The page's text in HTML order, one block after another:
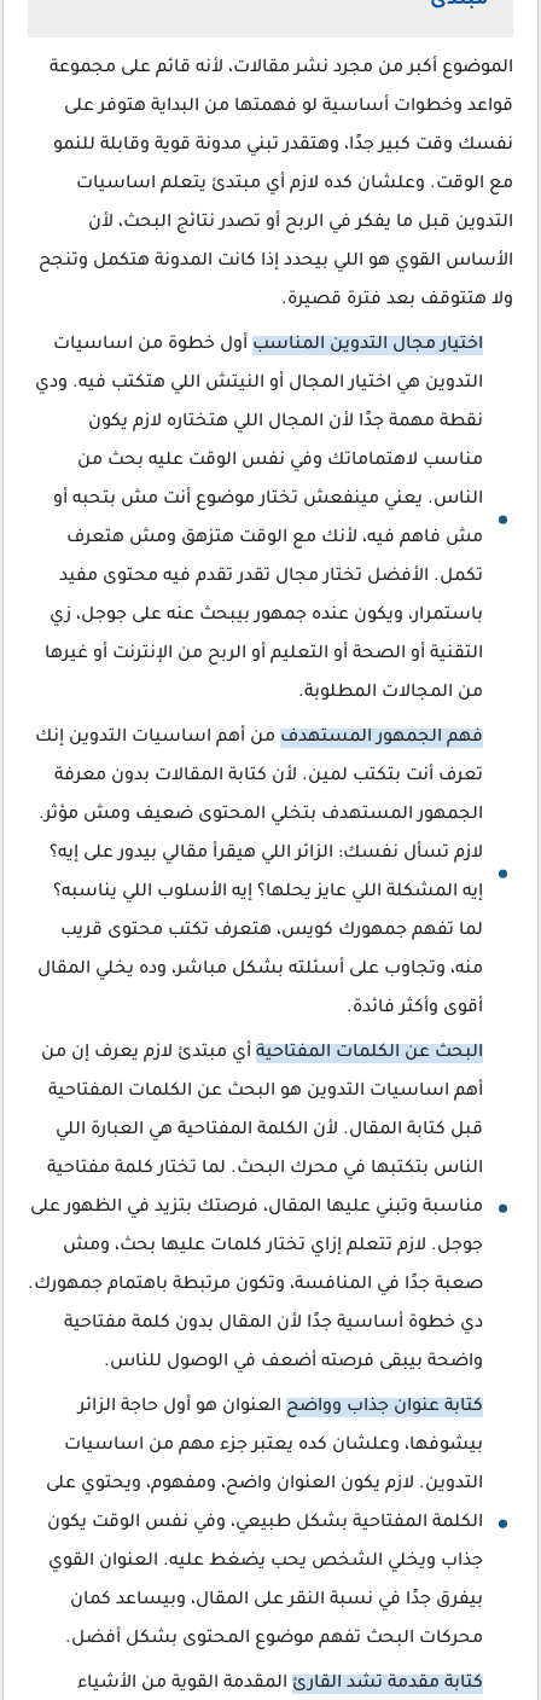
الموضوع أكبر من مجرد نشر مقالات، لأنه قائم على مجموعة
قواعد وخطوات أساسية لو فهمتها من البداية هتوفر على
نفسك وقت كبير جدًا، وهتقدر تبني مدونة قوية وقابلة للنمو
مع الوقت. وعلشان كده لازم أي مبتدئ يتعلم اساسيات
التدوين قبل ما يفكر في الربح أو تصدر نتائج البحث، لأن
الأساس القوي هو اللي بيحدد إذا كانت المدونة هتكمل وتنجح
ولا هتتوقف بعد فترة قصيرة.
اختيار مجال التدوين المناسب أول خطوة من اساسيات
التدوين هي اختيار المجال أو النيتش اللي هتكتب فيه. ودي
نقطة مهمة جدًا لأن المجال اللي هتختاره لازم يكون
مناسب لاهتماماتك وفي نفس الوقت عليه بحث من
الناس. يعني مينفعش تختار موضوع أنت مش بتحبه أو
مش فاهم فيه، لأنك مع الوقت هتزهق ومش هتعرف
تكمل. الأفضل تختار مجال تقدر تقدم فيه محتوى مفيد
باستمرار، ويكون عنده جمهور بيبحث عنه على جوجل، زي
التقنية أو الصحة أو التعليم أو الربح من الإنترنت أو غيرها
من المجالات المطلوبة.
فهم الجمهور المستهدف من أهم اساسيات التدوين إنك
تعرف أنت بتكتب لمين. لأن كتابة المقالات بدون معرفة
الجمهور المستهدف بتخلي المحتوى ضعيف ومش مؤثر.
لازم تسأل نفسك: الزائر اللي هيقرأ مقالي بيدور على إيه؟
إيه المشكلة اللي عايز يحلها؟ إيه الأسلوب اللي يناسبه؟
لما تفهم جمهورك كويس، هتعرف تكتب محتوى قريب
منه، وتجاوب على أسئلته بشكل مباشر، وده يخلي المقال
أقوى وأكثر فائدة.
البحث عن الكلمات المفتاحية أي مبتدئ لازم يعرف إن من
أهم اساسيات التدوين هو البحث عن الكلمات المفتاحية
قبل كتابة المقال. لأن الكلمة المفتاحية هي العبارة اللي
الناس بتكتبها في محرك البحث. لما تختار كلمة مفتاحية
مناسبة وتبني عليها المقال، فرصتك بتزيد في الظهور على
جوجل. لازم تتعلم إزاي تختار كلمات عليها بحث، ومش
صعبة جدًا في المنافسة، وتكون مرتبطة باهتمام جمهورك.
دي خطوة أساسية جدًا لأن المقال بدون كلمة مفتاحية
واضحة بيبقى فرصته أضعف في الوصول للناس.
كتابة عنوان جذاب وواضح العنوان هو أول حاجة الزائر
بيشوفها، وعلشان كده يعتبر جزء مهم من اساسيات
التدوين. لازم يكون العنوان واضح، ومفهوم، ويحتوي على
الكلمة المفتاحية بشكل طبيعي، وفي نفس الوقت يكون
جذاب ويخلي الشخص يحب يضغط عليه. العنوان القوي
بيفرق جدًا في نسبة النقر على المقال، وبيساعد كمان
محركات البحث تفهم موضوع المحتوى بشكل أفضل.
كتابة مقدمة تشد القارئ المقدمة القوية من الأشياء